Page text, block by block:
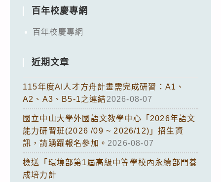
百年校慶專網
百年校慶專網
近期文章
115年度AI人才方舟計畫需完成研習：A1、
A2、A3、B5-1之連結2026-08-07
國立中山大學外國語文教學中心「2026年語文
能力研習班(2026 /09 ~ 2026/12)」招生資
訊，請踴躍報名參加。 2026-08-07
檢送「環境部第1屆高級中等學校內永續部門養
成培力計